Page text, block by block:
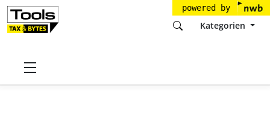
powered by
Kategorien
Startseite